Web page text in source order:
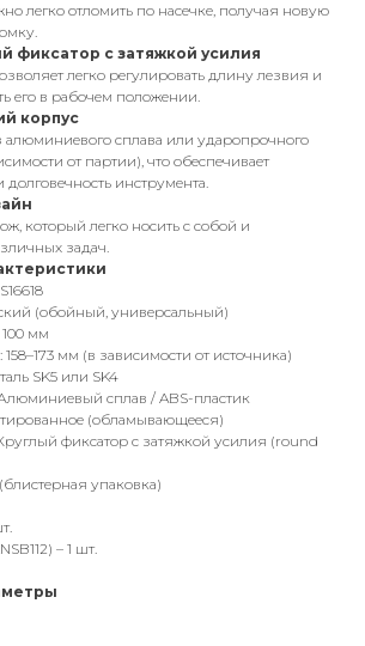
легко отломить по насечке, получая новую
фиксатор с затяжкой усилия
легко регулировать длину лезвия и
его в рабочем положении.
корпус
сплава или ударопрочного
от партии), что обеспечивает
долговечность инструмента.
который легко носить с собой и
задач.
(обойный, универсальный)
100 мм
мм (в зависимости от источника)
SK5 или SK4
сплав / ABS-пластик
(обламывающееся)
фиксатор с затяжкой усилия (round
упаковка)
– 1 шт.